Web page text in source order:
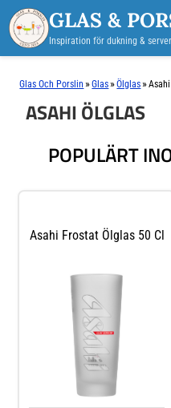
GLAS &
Inspiration för dukning &
Glas Och Porslin »Glas »Ölglas »Asahi
ASAHI ÖLGLAS
POPULÄRT
Asahi Frostat Ölglas 50 Cl